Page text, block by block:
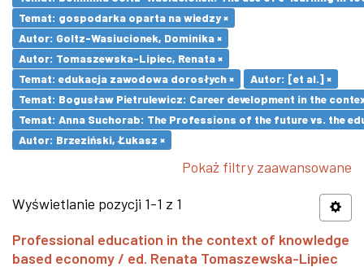
Temat: gospodarka oparta na wiedzy ×
Autor: Goltz-Wasiucionek, Dominika ×
Autor: Tomaszewska-Lipiec, Renata ×
Temat: edukacja zawodowa dorosłych ×
Autor: [et al.] ×
Temat: Bogusław Pietrulewicz: Career development in the
Temat: Anna Suchorab: The Professions of the future vs. the
Autor: Brzeziński, Łukasz ×
Pokaż filtry zaawansowane
Wyświetlanie pozycji 1-1 z 1
Professional education in the context of knowledge
based economy / ed. Renata Tomaszewska-Lipiec